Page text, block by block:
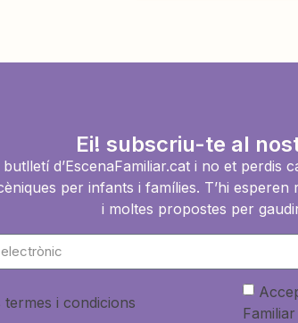
Ei! subscriu-te al
d’EscenaFamiliar.cat i no et perdis
per infants i famílies. T’hi
i moltes propostes per
i condicions
Familiar